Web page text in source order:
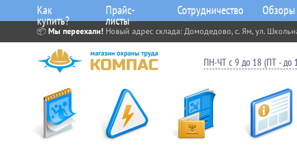
📦 Мы переехали! Новый адрес склада: Домодедово, с. Ям, ул.
Как
купить?
Прайс-
листы
Сотрудничество Обзоры
ПН-ЧТ с 9 до 18 (ПТ - до